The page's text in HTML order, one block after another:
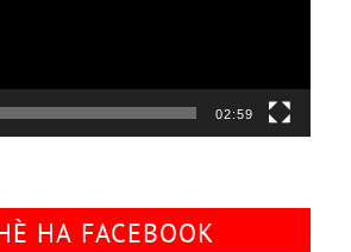
02:59
НА FACEBOOK